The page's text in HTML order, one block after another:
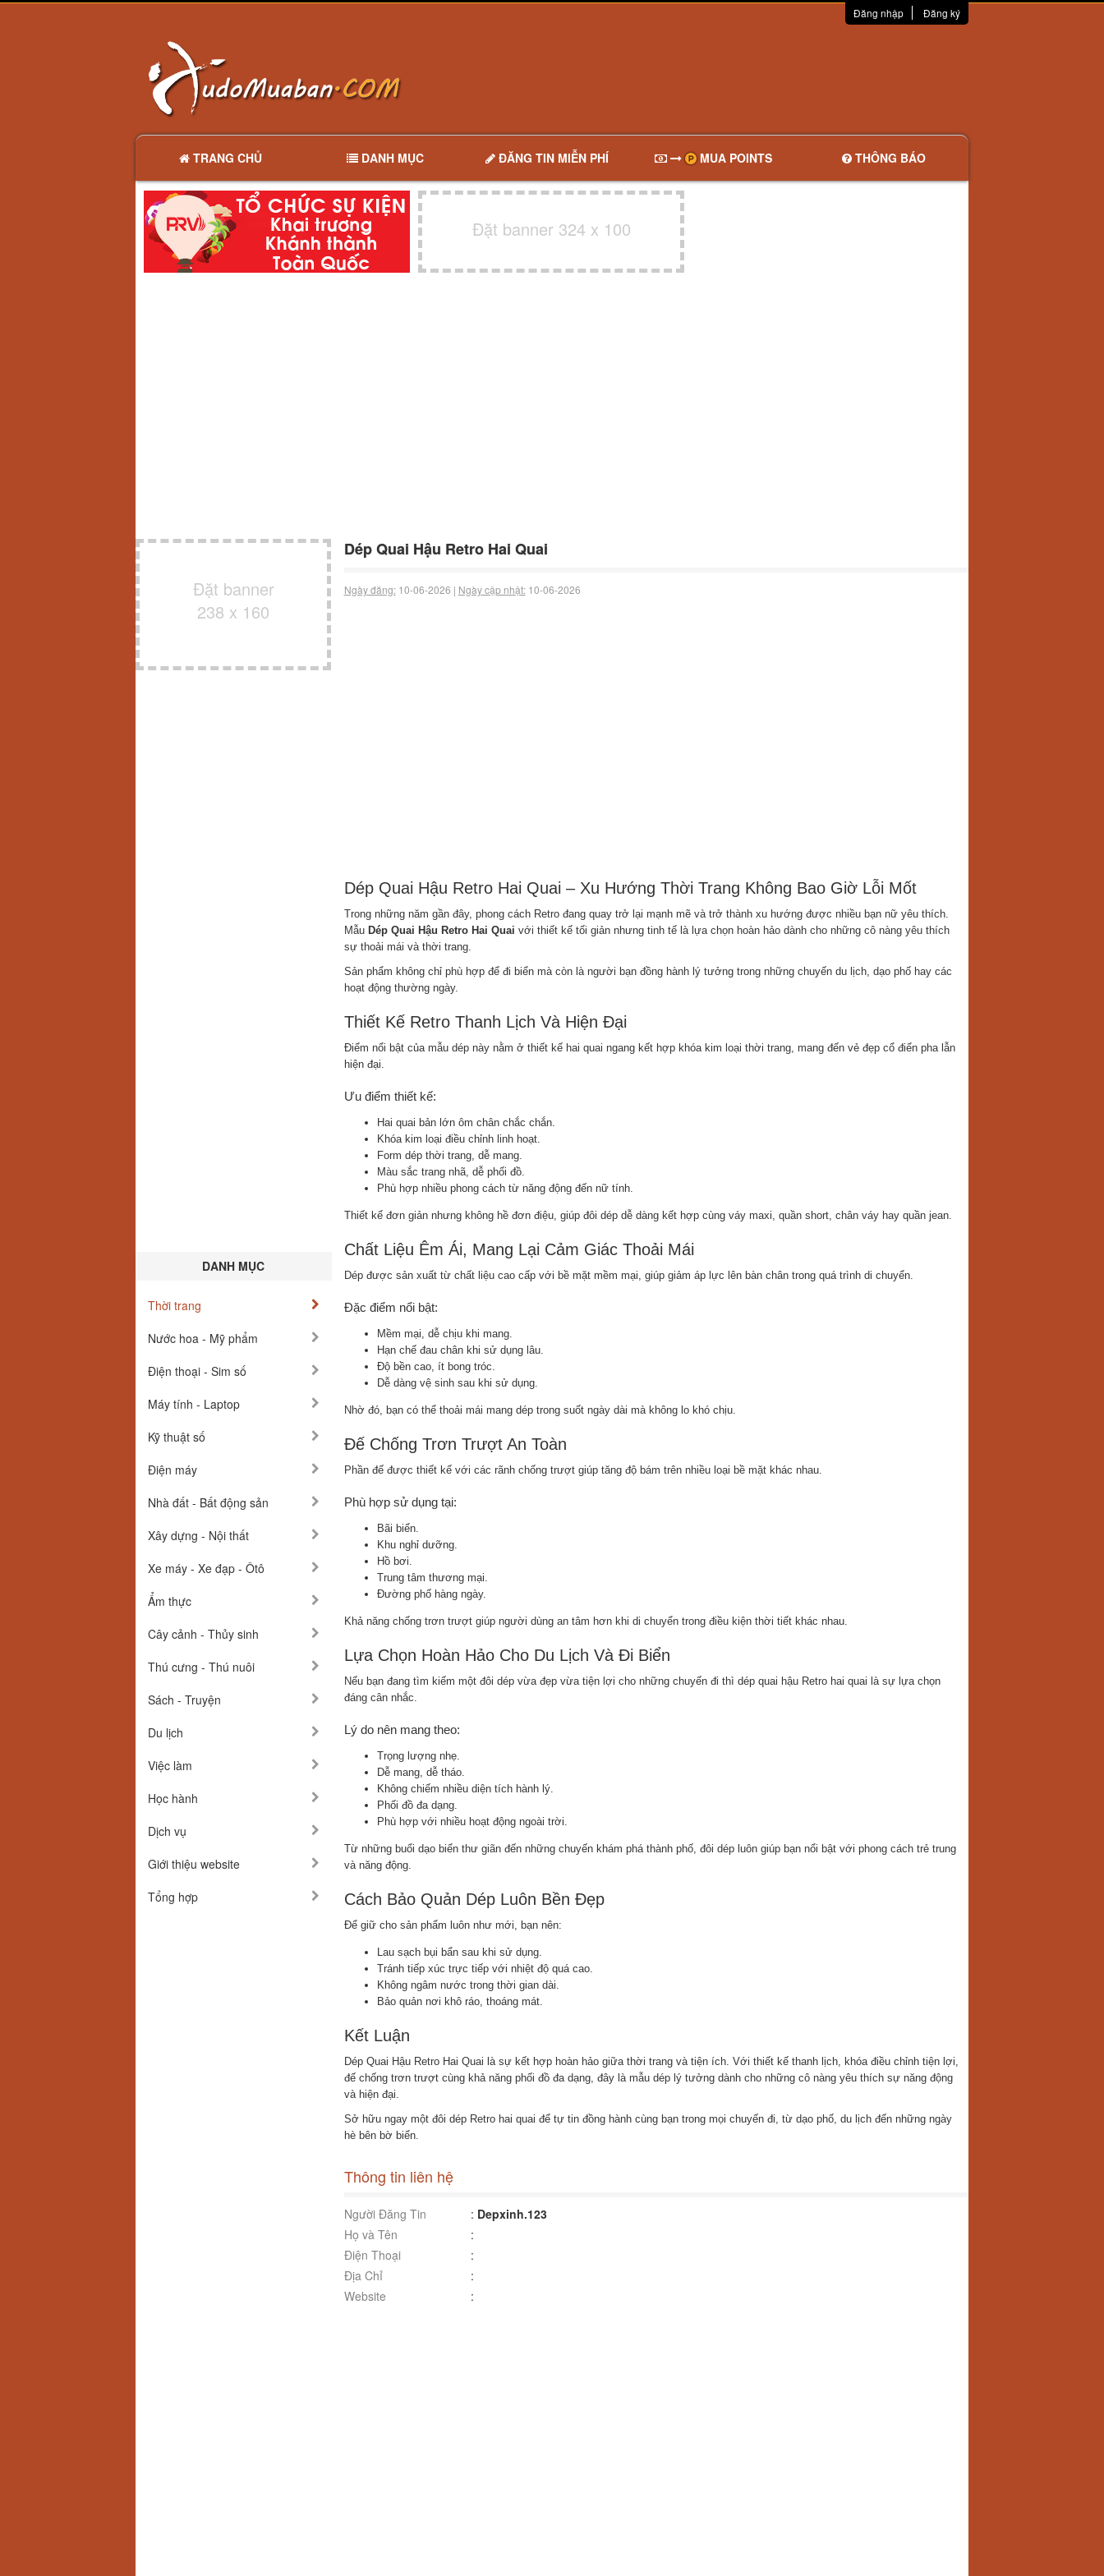
Đăng nhập Đăng ký
TRANG CHỦ DANH MỤC ĐĂNG TIN MIỄN PHÍ MUA POINTS THÔNG BÁO
Đặt banner 324 x 100
Đặt banner
238 x 160
DANH MỤC
Thời trang
Nước hoa - Mỹ phẩm
Điện thoại - Sim số
Máy tính - Laptop
Kỹ thuật số
Điện máy
Nhà đất - Bất động sản
Xây dựng - Nội thất
Xe máy - Xe đạp - Ôtô
Ẩm thực
Cây cảnh - Thủy sinh
Thú cưng - Thú nuôi
Sách - Truyện
Du lịch
Việc làm
Học hành
Dịch vụ
Giới thiệu website
Tổng hợp
Dép Quai Hậu Retro Hai Quai
Ngày đăng:10-06-2026 | Ngày cập nhật:10-06-2026
Dép Quai Hậu Retro Hai Quai – Xu Hướng Thời Trang Không Bao Giờ Lỗi Mốt
Trong những năm gần đây, phong cách Retro đang quay trở lại mạnh mẽ và trở thành xu hướng được nhiều bạn nữ yêu thích.
Mẫu Dép Quai Hậu Retro Hai Quai với thiết kế tối giản nhưng tinh tế là lựa chọn hoàn hảo dành cho những cô nàng yêu thích
sự thoải mái và thời trang.
Sản phẩm không chỉ phù hợp để đi biển mà còn là người bạn đồng hành lý tưởng trong những chuyến du lịch, dạo phố hay các
hoạt động thường ngày.
Thiết Kế Retro Thanh Lịch Và Hiện Đại
Điểm nổi bật của mẫu dép này nằm ở thiết kế hai quai ngang kết hợp khóa kim loại thời trang, mang đến vẻ đẹp cổ điển pha lẫn
hiện đại.
Ưu điểm thiết kế:
Hai quai bản lớn ôm chân chắc chắn.
Khóa kim loại điều chỉnh linh hoạt.
Form dép thời trang, dễ mang.
Màu sắc trang nhã, dễ phối đồ.
Phù hợp nhiều phong cách từ năng động đến nữ tính.
Thiết kế đơn giản nhưng không hề đơn điệu, giúp đôi dép dễ dàng kết hợp cùng váy maxi, quần short, chân váy hay quần jean.
Chất Liệu Êm Ái, Mang Lại Cảm Giác Thoải Mái
Dép được sản xuất từ chất liệu cao cấp với bề mặt mềm mại, giúp giảm áp lực lên bàn chân trong quá trình di chuyển.
Đặc điểm nổi bật:
Mềm mại, dễ chịu khi mang.
Hạn chế đau chân khi sử dụng lâu.
Độ bền cao, ít bong tróc.
Dễ dàng vệ sinh sau khi sử dụng.
Nhờ đó, bạn có thể thoải mái mang dép trong suốt ngày dài mà không lo khó chịu.
Đế Chống Trơn Trượt An Toàn
Phần đế được thiết kế với các rãnh chống trượt giúp tăng độ bám trên nhiều loại bề mặt khác nhau.
Phù hợp sử dụng tại:
Bãi biển.
Khu nghỉ dưỡng.
Hồ bơi.
Trung tâm thương mại.
Đường phố hàng ngày.
Khả năng chống trơn trượt giúp người dùng an tâm hơn khi di chuyển trong điều kiện thời tiết khác nhau.
Lựa Chọn Hoàn Hảo Cho Du Lịch Và Đi Biển
Nếu bạn đang tìm kiếm một đôi dép vừa đẹp vừa tiện lợi cho những chuyến đi thì dép quai hậu Retro hai quai là sự lựa chọn
đáng cân nhắc.
Lý do nên mang theo:
Trọng lượng nhẹ.
Dễ mang, dễ tháo.
Không chiếm nhiều diện tích hành lý.
Phối đồ đa dạng.
Phù hợp với nhiều hoạt động ngoài trời.
Từ những buổi dạo biển thư giãn đến những chuyến khám phá thành phố, đôi dép luôn giúp bạn nổi bật với phong cách trẻ trung
và năng động.
Cách Bảo Quản Dép Luôn Bền Đẹp
Để giữ cho sản phẩm luôn như mới, bạn nên:
Lau sạch bụi bẩn sau khi sử dụng.
Tránh tiếp xúc trực tiếp với nhiệt độ quá cao.
Không ngâm nước trong thời gian dài.
Bảo quản nơi khô ráo, thoáng mát.
Kết Luận
Dép Quai Hậu Retro Hai Quai là sự kết hợp hoàn hảo giữa thời trang và tiện ích. Với thiết kế thanh lịch, khóa điều chỉnh tiện lợi,
đế chống trơn trượt cùng khả năng phối đồ đa dạng, đây là mẫu dép lý tưởng dành cho những cô nàng yêu thích sự năng động
và hiện đại.
Sở hữu ngay một đôi dép Retro hai quai để tự tin đồng hành cùng bạn trong mọi chuyến đi, từ dạo phố, du lịch đến những ngày
hè bên bờ biển.
Thông tin liên hệ
Người Đăng Tin : Depxinh.123
Họ và Tên
:
Điện Thoại
:
Địa Chỉ
:
Website
: